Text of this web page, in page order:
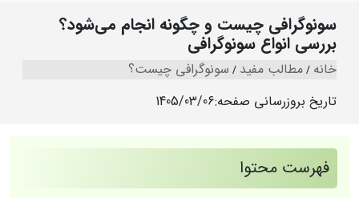
سونوگرافی چیست و چگونه انجام می‌شود؟
بررسی انواع سونوگرافی
خانه مطالب مفید سونوگرافی چیست؟
تاریخ بروزرسانی صفحه:1405/03/06
فهرست محتوا